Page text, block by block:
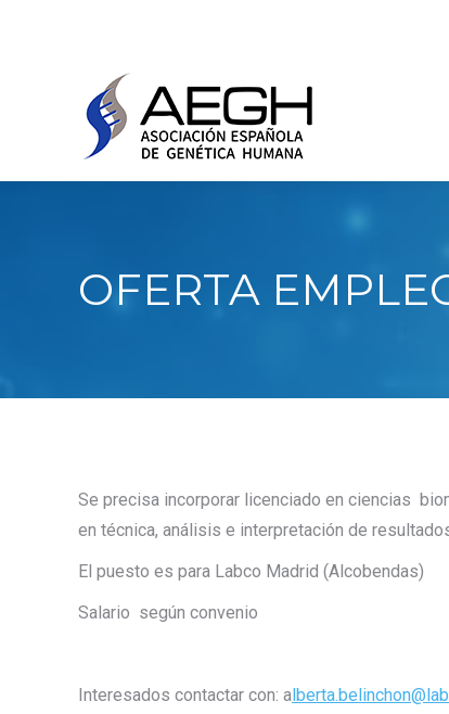
OFERTA
Se precisa incorporar licenciado en ciencias
en técnica, análisis e interpretación de
El puesto es para Labco Madrid (Alcobendas)
Salario según convenio
Interesados contactar con: a